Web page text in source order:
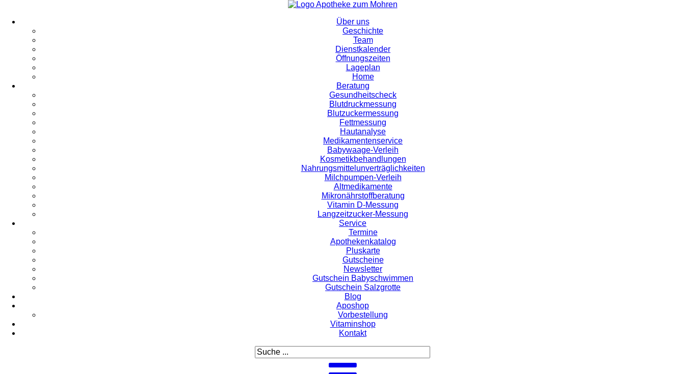
Über uns
Geschichte
Team
Dienstkalender
Öffnungszeiten
Lageplan
Home
Beratung
Gesundheitscheck
Blutdruckmessung
Blutzuckermessung
Fettmessung
Hautanalyse
Medikamentenservice
Babywaage-Verleih
Kosmetikbehandlungen
Nahrungsmittelunverträglichkeiten
Milchpumpen-Verleih
Altmedikamente
Mikronährstoffberatung
Vitamin D-Messung
Langzeitzucker-Messung
Service
Termine
Apothekenkatalog
Pluskarte
Gutscheine
Newsletter
Gutschein Babyschwimmen
Gutschein Salzgrotte
Blog
Aposhop
Vorbestellung
Vitaminshop
Kontakt